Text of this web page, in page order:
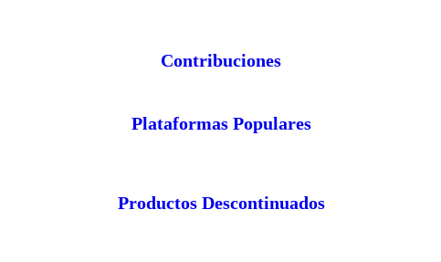
Contribuciones
Plataformas Populares
Productos Descontinuados